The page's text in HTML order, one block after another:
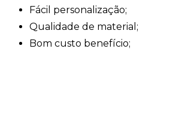
Fácil personalização;
Qualidade de material;
Bom custo benefício;